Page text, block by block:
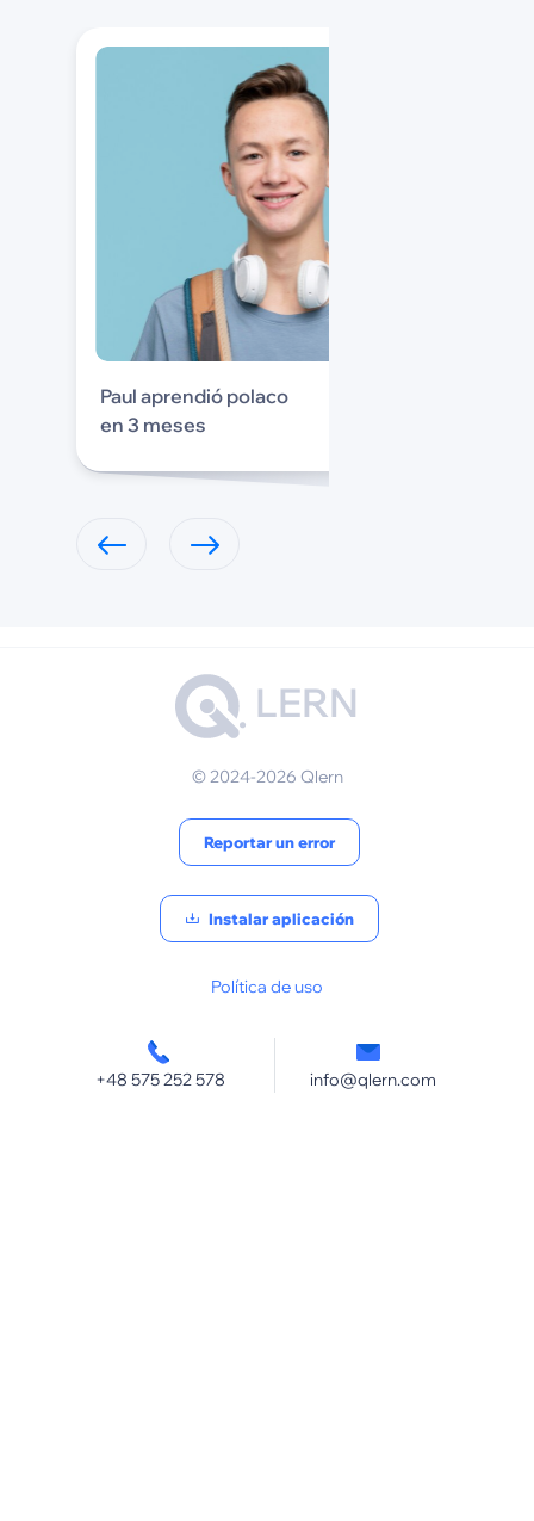
Paul aprendió polaco
en 3 meses
Reportar un error
Instalar aplicación
Política de uso
LERN
© 2024-2026 Qlern
+48 575 252 578 info@qlern.com